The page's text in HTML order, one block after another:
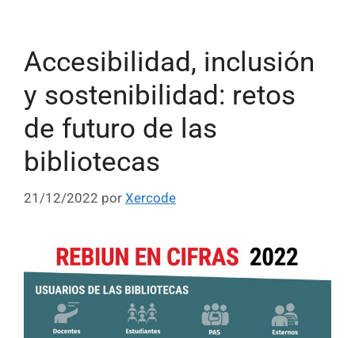
Accesibilidad, inclusión
y sostenibilidad: retos
de futuro de las
bibliotecas
21/12/2022 por Xercode